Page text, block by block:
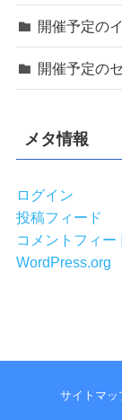
開催予定の
開催予定の
メタ情報
ログイン
投稿フィード
コメントフィー
WordPress.org
サイトマッ